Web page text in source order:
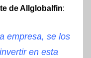
de Allglobalfin:
empresa, se los
en esta